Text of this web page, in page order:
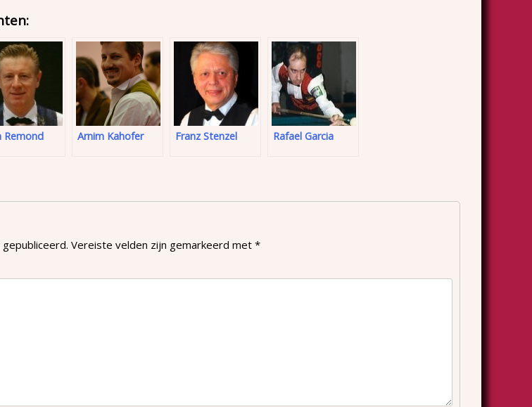
Remond Arnim Kahofer Franz Stenzel Rafael Garcia
Vereiste velden zijn gemarkeerd met *